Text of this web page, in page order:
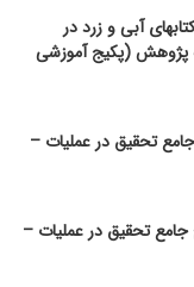
آبی و زرد در
(پکیج آموزشی
تحقیق در عملیات –
جامع تحقیق در عملیات –